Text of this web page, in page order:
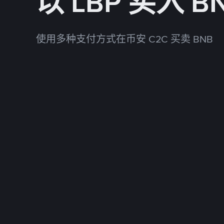
使用多种支付方式在币安 C2C 买卖 BNB